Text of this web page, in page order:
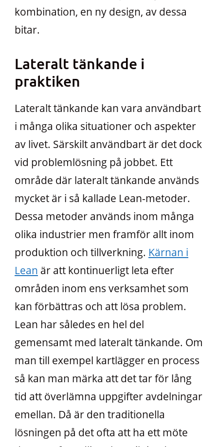
kombination, en ny design, av dessa
bitar.
Lateralt tänkande i
praktiken
Lateralt tänkande kan vara användbart
i många olika situationer och aspekter
av livet. Särskilt användbart är det dock
vid problemlösning på jobbet. Ett
område där lateralt tänkande används
mycket är i så kallade Lean-metoder.
Dessa metoder används inom många
olika industrier men framför allt inom
produktion och tillverkning. Kärnan i
Lean är att kontinuerligt leta efter
områden inom ens verksamhet som
kan förbättras och att lösa problem.
Lean har således en hel del
gemensamt med lateralt tänkande. Om
man till exempel kartlägger en process
så kan man märka att det tar för lång
tid att överlämna uppgifter avdelningar
emellan. Då är den traditionella
lösningen på det ofta att ha ett möte